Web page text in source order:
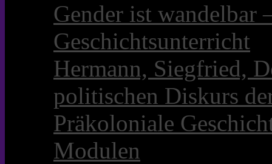
Gender ist
Geschichtsunterricht
Hermann, Siegfried,
politischen Diskurs
Präkoloniale
Modulen